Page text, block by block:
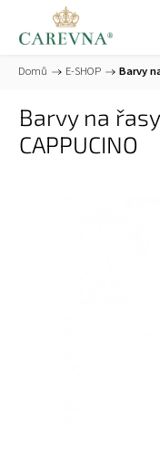
Domů / E-SHOP / Barvy
Barvy na
CAPPUCINO